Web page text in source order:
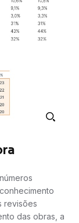
revisões
das obras, a